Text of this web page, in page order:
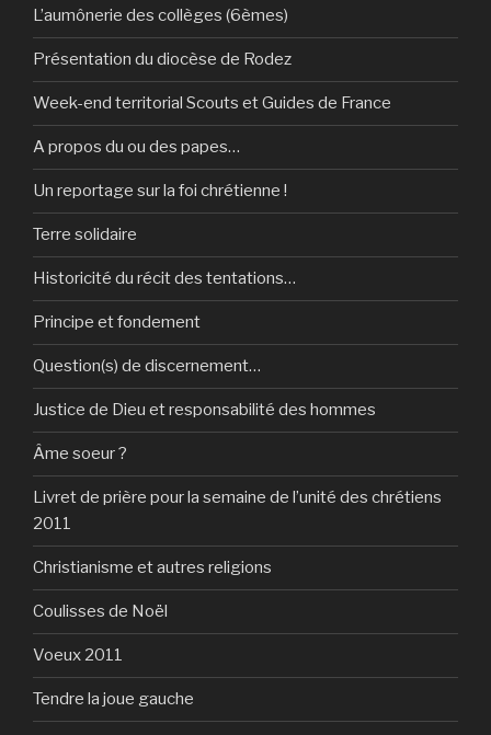
L’aumônerie des collèges (6èmes)
Présentation du diocèse de Rodez
Week-end territorial Scouts et Guides de France
A propos du ou des papes…
Un reportage sur la foi chrétienne !
Terre solidaire
Historicité du récit des tentations…
Principe et fondement
Question(s) de discernement…
Justice de Dieu et responsabilité des hommes
Âme soeur ?
Livret de prière pour la semaine de l’unité des chrétiens
2011
Christianisme et autres religions
Coulisses de Noël
Voeux 2011
Tendre la joue gauche